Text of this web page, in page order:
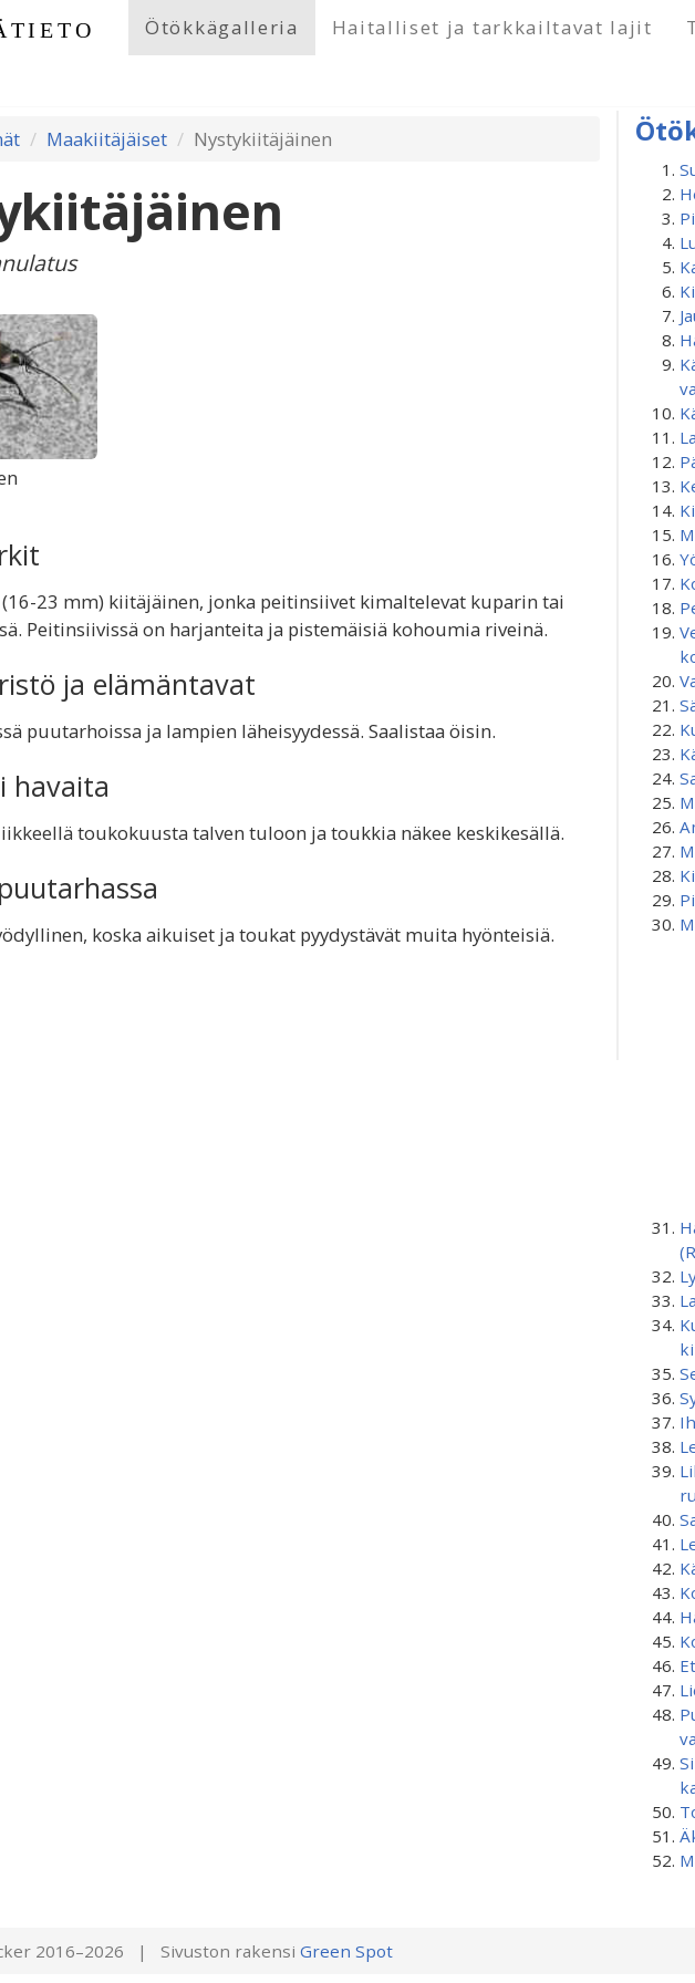
Ötökkägalleria Haitalliset ja tarkkailtavat lajit
Maakiitäjäiset Nystykiitäjäinen
23 mm) kiitäjäinen, jonka peitinsiivet kimaltelevat kuparin tai
Peitinsiivissä on harjanteita ja pistemäisiä kohoumia riveinä.
ja elämäntavat
puutarhoissa ja lampien läheisyydessä. Saalistaa öisin.
havaita
toukokuusta talven tuloon ja toukkia näkee keskikesällä.
koska aikuiset ja toukat pyydystävät muita hyönteisiä.
2016–2026 | Sivuston rakensi Green Spot